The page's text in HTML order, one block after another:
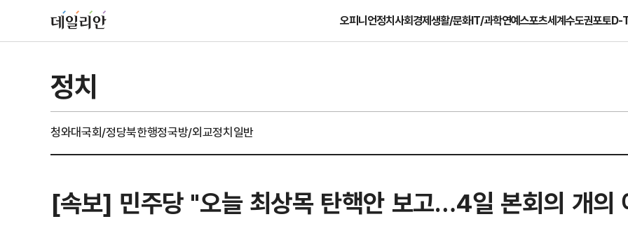
오피니언정치사회경제생활/문화IT/과학연예스포츠세계수도권포토D-
정치
청와대국회/정당북한행정국방/외교정치일반
[속보] 민주당 "오늘 최상목 탄핵안 보고…4일 본회의 개의